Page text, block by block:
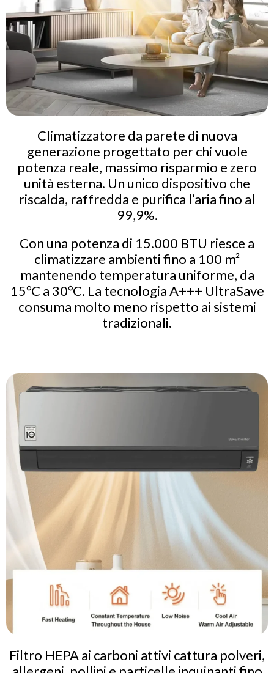
Climatizzatore da parete di nuova
generazione progettato per chi vuole
potenza reale, massimo risparmio e zero
unità esterna. Un unico dispositivo che
riscalda, raffredda e purifica l’aria fino al
99,9%.
Con una potenza di 15.000 BTU riesce a
climatizzare ambienti fino a 100 m²
mantenendo temperatura uniforme, da
15°C a 30°C. La tecnologia A+++ UltraSave
consuma molto meno rispetto ai sistemi
tradizionali.
Filtro HEPA ai carboni attivi cattura polveri,